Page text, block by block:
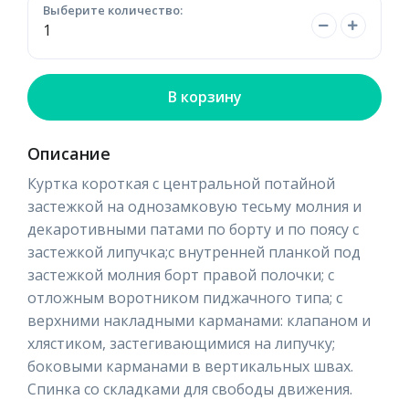
Выберите количество:
В корзину
Описание
Куртка короткая с центральной потайной
застежкой на однозамковую тесьму молния и
декаротивными патами по борту и по поясу с
застежкой липучка;с внутренней планкой под
застежкой молния борт правой полочки; с
отложным воротником пиджачного типа; с
верхними накладными карманами: клапаном и
хлястиком, застегивающимися на липучку;
боковыми карманами в вертикальных швах.
Спинка со складками для свободы движения.